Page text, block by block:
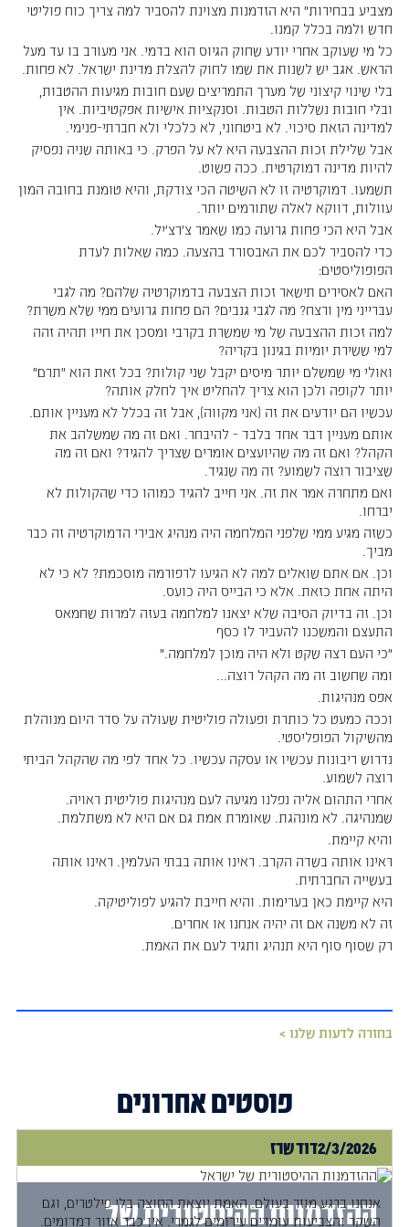
מצביע בבחירות" היא הזדמנות מצוינת להסביר למה צריך כוח פוליטי
חדש ולמה בכלל קמנו.
כל מי שעוקב אחרי יודע שחוק הגיוס הוא בדמי. אני מעורב בו עד מעל
הראש. אגב יש לשנות את שמו לחוק להצלת מדינת ישראל. לא פחות.
בלי שינוי קיצוני של מערך התמריצים שעם חובות מגיעות ההטבות,
ובלי חובות נשללות הטבות. וסנקציות אישיות אפקטיביות. אין
למדינה הזאת סיכוי. לא ביטחוני, לא כלכלי ולא חברתי-פנימי.
אבל שלילת זכות ההצבעה היא לא על הפרק. כי באותה שניה נפסיק
להיות מדינה דמוקרטית. ככה פשוט.
תשמעו. דמוקרטיה זו לא השיטה הכי צודקת, והיא טומנת בחובה המון
עוולות, דווקא לאלה שתורמים יותר.
אבל היא הכי פחות גרועה כמו שאמר צ'רצ'יל.
כדי להסביר לכם את האבסורד בהצעה. כמה שאלות לעדת
הפופוליסטים:
האם לאסירים תישאר זכות הצבעה בדמוקרטיה שלהם? מה לגבי
עברייני מין ורצח? מה לגבי גנבים? הם פחות גרועים ממי שלא משרת?
למה זכות ההצבעה של מי שמשרת בקרבי ומסכן את חייו תהיה זהה
למי ששירת יומיות בגינון בקריה?
ואולי מי שמשלם יותר מיסים יקבל שני קולות? בכל זאת הוא "תרם"
יותר לקופה ולכן הוא צריך להחליט איך לחלק אותה?
עכשיו הם יודעים את זה (אני מקווה), אבל זה בכלל לא מעניין אותם.
אותם מעניין דבר אחד בלבד - להיבחר. ואם זה מה שמשלהב את
הקהל? ואם זה מה שהיועצים אומרים שצריך להגיד? ואם זה מה
שציבור רוצה לשמוע? זה מה שנגיד.
ואם מתחרה אמר את זה. אני חייב להגיד כמוהו כדי שהקולות לא
יברחו.
כשזה מגיע ממי שלפני המלחמה היה מנהיג אבירי הדמוקרטיה זה כבר
מביך.
וכן. אם אתם שואלים למה לא הגיעו לרפורמה מוסכמת? לא כי לא
היתה אחת כזאת. אלא כי הבייס היה כועס.
וכן. זה בדיוק הסיבה שלא יצאנו למלחמה בעזה למרות שחמאס
התעצם והמשכנו להעביר לו כסף
"כי העם רצה שקט ולא היה מוכן למלחמה."
ומה שחשוב זה מה הקהל רוצה...
אפס מנהיגות.
וככה כמעט כל כותרת ופעולה פוליטית שעולה על סדר היום מנוהלת
מהשיקול הפופליסטי.
נדרוש ריבונות עכשיו או עסקה עכשיו. כל אחד לפי מה שהקהל הביתי
רוצה לשמוע.
אחרי התהום אליה נפלנו מגיעה לעם מנהיגות פוליטית ראויה.
שמנהיגה. לא מונהגת. שאומרת אמת גם אם היא לא משתלמת.
והיא קיימת.
ראינו אותה בשדה הקרב. ראינו אותה בבתי העלמין. ראינו אותה
בעשייה החברתית.
היא קיימת כאן בערימות. והיא חייבת להגיע לפוליטיקה.
זה לא משנה אם זה יהיה אנחנו או אחרים.
רק שסוף סוף היא תנהיג ותגיד לעם את האמת.
בחזרה לדעות שלנו >
פוסטים אחרונים
2/3/2026דוד שרז
ההזדמנות ההיסטורית של
אנחנו ברגע מוזר בעולם. האמת יוצאת החוצה בלי פילטרים, וגם
השקר והצביעות עומדים עירומים לגמרי. אין כבר אזור דמדומים.